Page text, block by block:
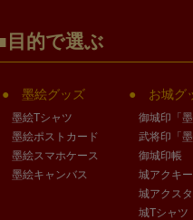
目的で選ぶ
墨絵グッズ
墨絵Tシャツ
墨絵ポストカード
墨絵スマホケース
墨絵キャンバス
お城グ
御城印「墨
武将印「墨
御城印帳
城アクキー
城アクスタ
城Tシャツ